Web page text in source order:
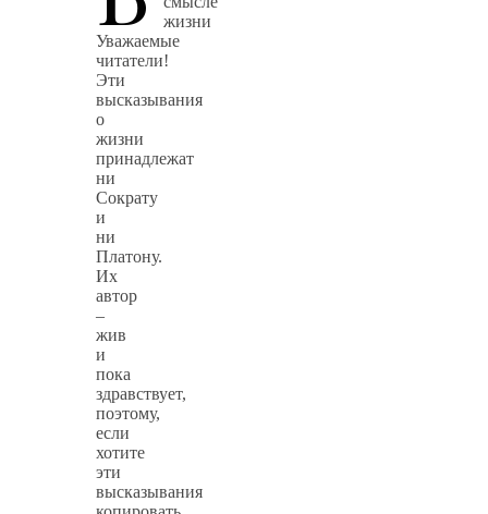
жизни
Уважаемые
читатели!
Эти
высказывания
о
жизни
принадлежат
ни
Сократу
и
ни
Платону.
Их
автор
–
жив
и
пока
здравствует,
поэтому,
если
хотите
эти
высказывания